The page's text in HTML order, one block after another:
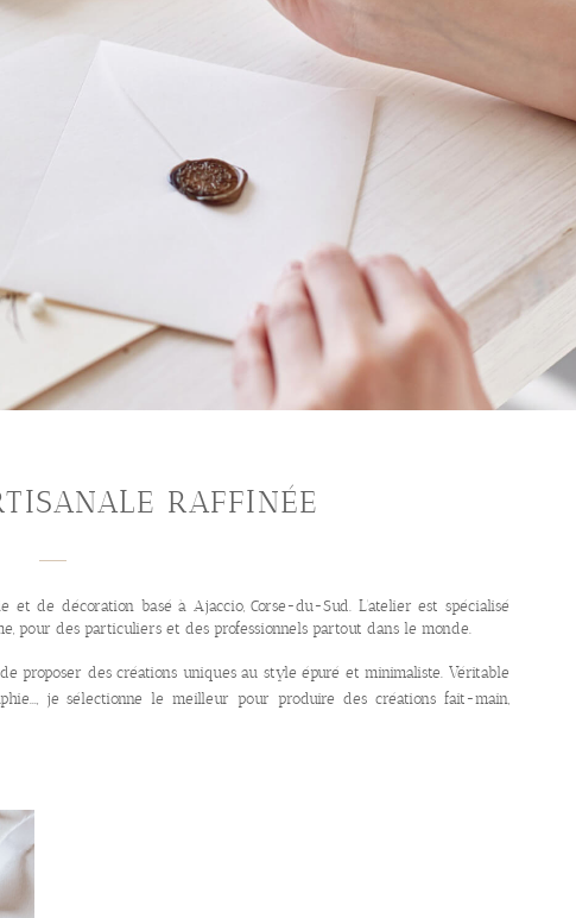
RAFFINÉE
de décoration basé à Ajaccio, Corse-du-Sud. L’atelier est spécialisé
pour des particuliers et des professionnels partout dans le monde.
proposer des créations uniques au style épuré et minimaliste. Véritable
je sélectionne le meilleur pour produire des créations fait-main,